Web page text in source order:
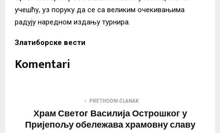
учешћу, уз поруку да се са великим очекивањима
радују наредном издању турнира.
Златиборске вести
Komentari
PRETHODNI ČLANAK
Храм Светог Василија Острошког у
Пријепољу обележава храмовну славу